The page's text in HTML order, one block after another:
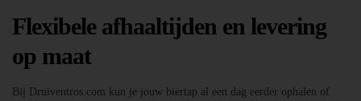
Flexibele afhaaltijden en levering
op maat
Bij Druiventros.com kun je jouw biertap al een dag eerder ophalen of